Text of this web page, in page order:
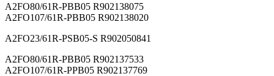
A2FO80/61R-PBB05 R902138075
A2FO107/61R-PBB05 R902138020
A2FO23/61R-PSB05-S R902050841
A2FO80/61R-PBB05 R902137533
A2FO107/61R-PPB05 R902137769